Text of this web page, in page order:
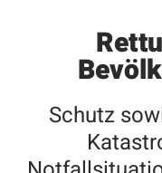
Schutz